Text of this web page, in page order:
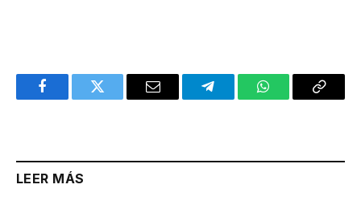
FacebookTwitter Email TelegramWhatsAppCopy
LEER MÁS